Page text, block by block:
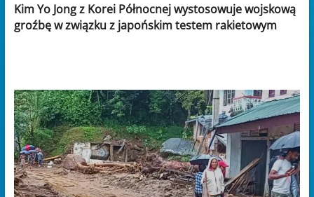
Kim Yo Jong z Korei Północnej wystosowuje wojskową
groźbę w związku z japońskim testem rakietowym